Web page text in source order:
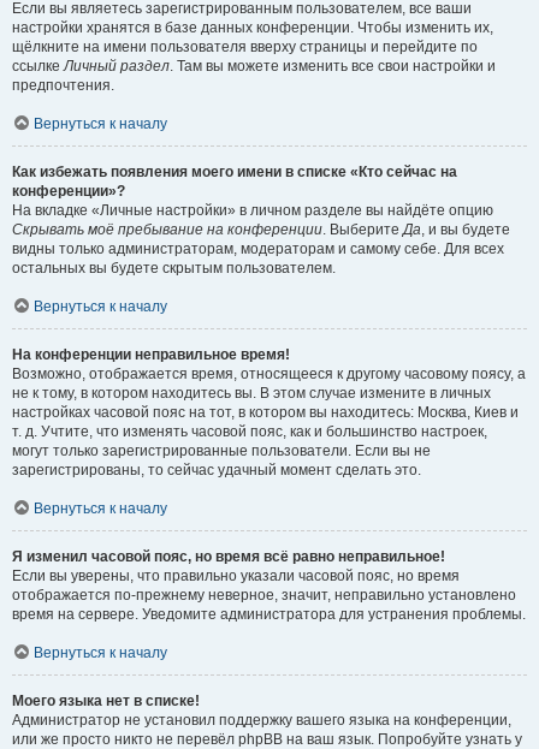
Если вы являетесь зарегистрированным пользователем, все ваши
настройки хранятся в базе данных конференции. Чтобы изменить их,
щёлкните на имени пользователя вверху страницы и перейдите по
ссылкеЛичный раздел. Там вы можете изменить все свои настройки и
предпочтения.
Вернуться к началу
Как избежать появления моего имени в списке «Кто сейчас на
конференции»?
На вкладке «Личные настройки» в личном разделе вы найдёте опцию
Скрывать моё пребывание на конференции. ВыберитеДа, и вы будете
видны только администраторам, модераторам и самому себе. Для всех
остальных вы будете скрытым пользователем.
Вернуться к началу
На конференции неправильное время!
Возможно, отображается время, относящееся к другому часовому поясу, а
не к тому, в котором находитесь вы. В этом случае измените в личных
настройках часовой пояс на тот, в котором вы находитесь: Москва, Киев и
т. д. Учтите, что изменять часовой пояс, как и большинство настроек,
могут только зарегистрированные пользователи. Если вы не
зарегистрированы, то сейчас удачный момент сделать это.
Вернуться к началу
Я изменил часовой пояс, но время всё равно неправильное!
Если вы уверены, что правильно указали часовой пояс, но время
отображается по-прежнему неверное, значит, неправильно установлено
время на сервере. Уведомите администратора для устранения проблемы.
Вернуться к началу
Моего языка нет в списке!
Администратор не установил поддержку вашего языка на конференции,
или же просто никто не перевёл phpBB на ваш язык. Попробуйте узнать у